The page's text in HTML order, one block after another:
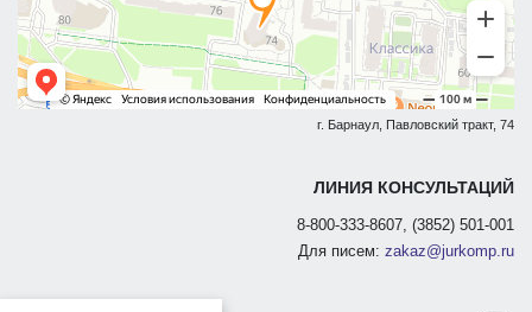
г. Барнаул, Павловский тракт, 74
ЛИНИЯ КОНСУЛЬТАЦИЙ
8-800-333-8607, (3852) 501-001
Для писем: zakaz@jurkomp.ru